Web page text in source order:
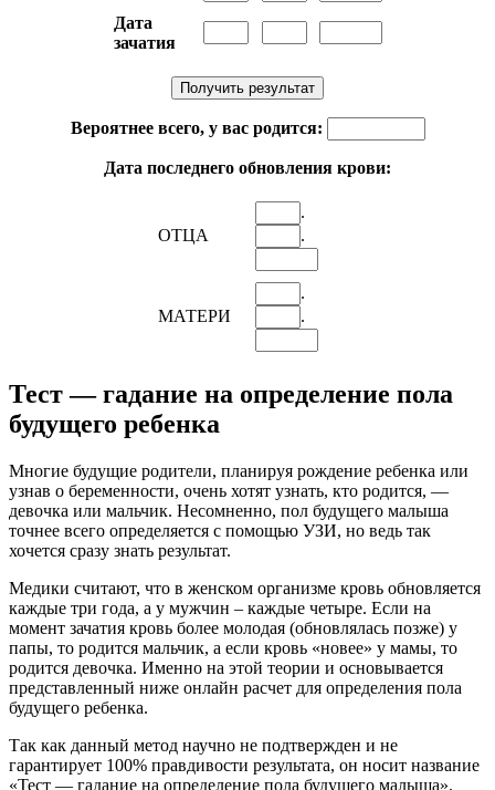
Дата
зачатия
Вероятнее всего, у вас родится:
Дата последнего обновления крови:
ОТЦА
.
.
МАТЕРИ
.
.
Тест — гадание на определение пола
будущего ребенка
Многие будущие родители, планируя рождение ребенка или
узнав о беременности, очень хотят узнать, кто родится, —
девочка или мальчик. Несомненно, пол будущего малыша
точнее всего определяется с помощью УЗИ, но ведь так
хочется сразу знать результат.
Медики считают, что в женском организме кровь обновляется
каждые три года, а у мужчин – каждые четыре. Если на
момент зачатия кровь более молодая (обновлялась позже) у
папы, то родится мальчик, а если кровь «новее» у мамы, то
родится девочка. Именно на этой теории и основывается
представленный ниже онлайн расчет для определения пола
будущего ребенка.
Так как данный метод научно не подтвержден и не
гарантирует 100% правдивости результата, он носит название
«Тест — гадание на определение пола будущего малыша».